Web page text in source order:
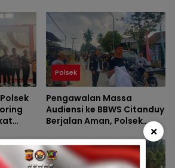
Berlangsung Aman
Polsek
Pengawalan Massa
Audiensi ke BBWS Citanduy
Berjalan Aman, Polsek
Kegiatan Berlangsung
Kondusif
×